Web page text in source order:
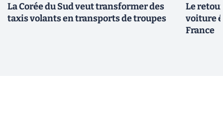
La Corée du Sud veut transformer des
taxis volants en transports de troupes
Le
voiture
France